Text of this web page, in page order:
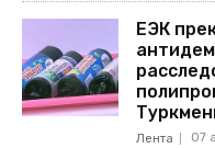
ЕЭК
Лента 07